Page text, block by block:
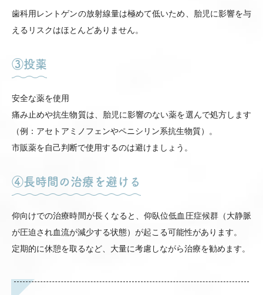
歯科用レントゲンの放射線量は極めて低いため、胎児に影響を与
えるリスクはほとんどありません。
③投薬
安全な薬を使用
痛み止めや抗生物質は、胎児に影響のない薬を選んで処方します
（例：アセトアミノフェンやペニシリン系抗生物質）。
市販薬を自己判断で使用するのは避けましょう。
④長時間の治療を避ける
仰向けでの治療時間が長くなると、仰臥位低血圧症候群（大静脈
が圧迫され血流が減少する状態）が起こる可能性があります。
定期的に休憩を取るなど、大量に考慮しながら治療を勧めます。